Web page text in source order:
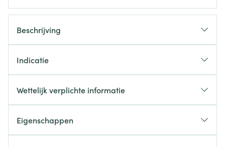
Beschrijving
Indicatie
Wettelijk verplichte informatie
Eigenschappen